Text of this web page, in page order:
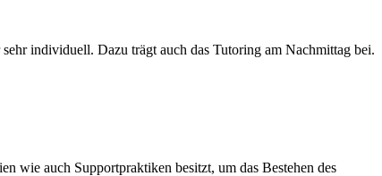
individuell. Dazu trägt auch das Tutoring am Nachmittag bei.
wie auch Supportpraktiken besitzt, um das Bestehen des